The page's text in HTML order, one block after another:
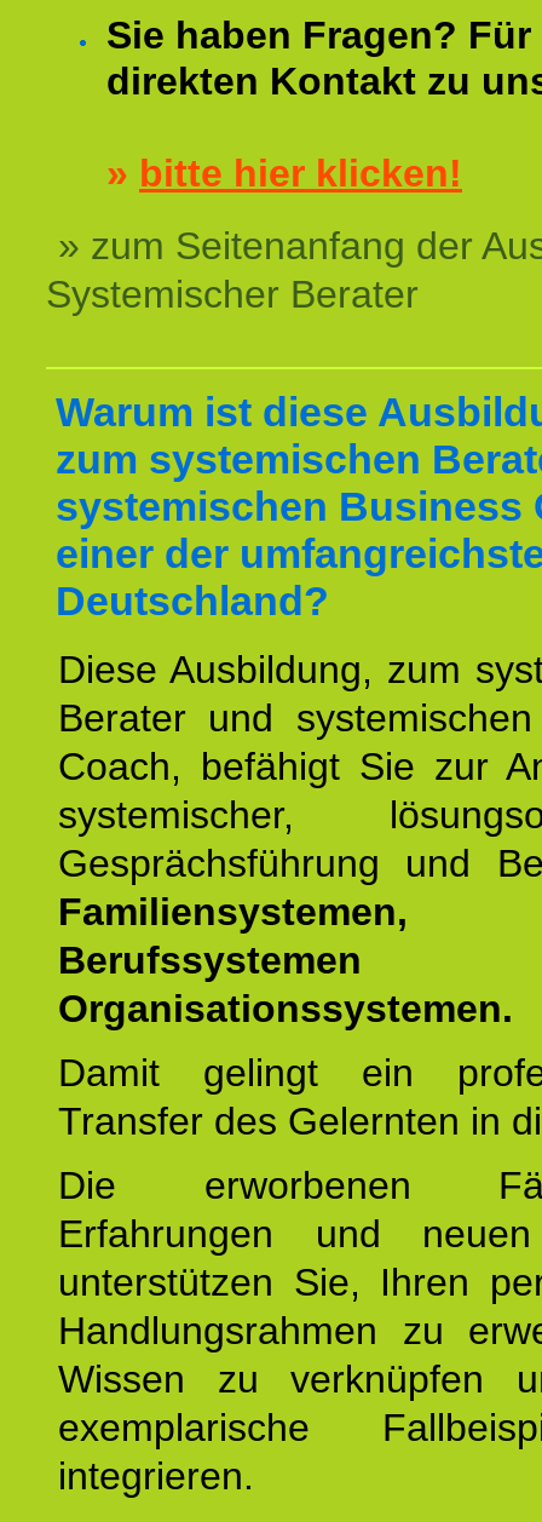
Sie haben Fragen?
direkten Kontakt zu
» bitte hier klicken!
» zum Seitenanfang der
Systemischer Berater
Warum ist diese
zum systemischen
systemischen Business
einer der
Deutschland?
Diese Ausbildung, zum
Berater und
Coach, befähigt Sie zur
systemischer,
Gesprächsführung und
Familiensystemen,
Organisationssystemen.
Damit gelingt ein
Transfer des Gelernten in
Die erworbenen
Erfahrungen und
unterstützen Sie, Ihren
Handlungsrahmen zu
Wissen zu verknüpfen
exemplarische
integrieren.